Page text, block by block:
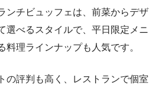
ンチビュッフェは、前菜からデザ
選べるスタイルで、平日限定メニ
料理ラインナップも人気です。
の評判も高く、レストランで個室